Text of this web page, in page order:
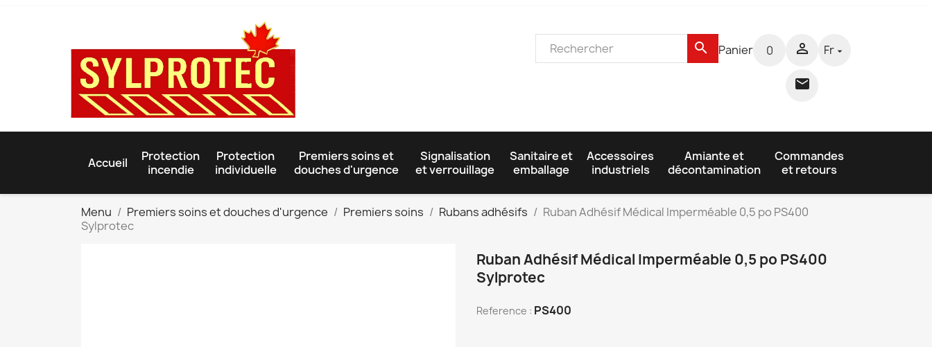
search Panier 0 

Fr 
Accueil
Protection
incendie
Protection
individuelle
Premiers soins et
douches d'urgence
Signalisation
et verrouillage
Sanitaire et
emballage
Accessoires
industriels
Amiante et
décontamination
Commandes
et retours
Menu Premiers soins et douches d'urgence Premiers soins Rubans adhésifs
Ruban Adhésif Médical Imperméable 0,5 po PS400
Sylprotec
Ruban Adhésif Médical Imperméable 0,5 po PS400
Sylprotec
Reference : PS400